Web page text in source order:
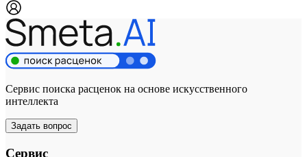
Сервис поиска расценок на основе искусственного
интеллекта
Задать вопрос
Сервис